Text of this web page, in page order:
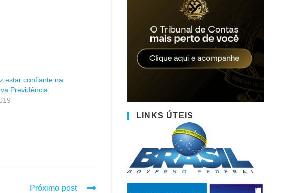
estar confiante na
Previdência
Próximo post
LINKS ÚTEIS